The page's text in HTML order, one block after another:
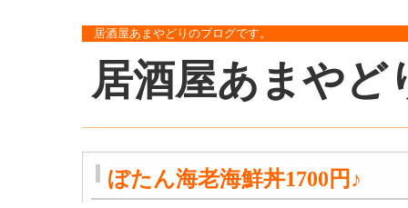
居酒屋あまやどりのブログです。
居酒屋あまやど
ぼたん海老海鮮丼1700円♪